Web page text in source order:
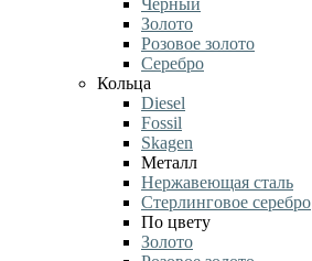
Черный
Золото
Розовое золото
Серебро
Кольца
Diesel
Fossil
Skagen
Металл
Нержавеющая сталь
Стерлинговое серебро
По цвету
Золото